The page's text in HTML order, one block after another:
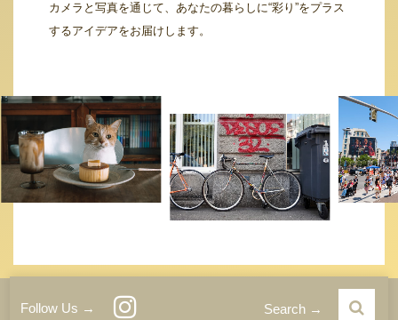
Follow Us → Search →
カメラと写真を通じて、あなたの暮らしに“彩り”をプラス
するアイデアをお届けします。
運営者情報 サイトご利用条件 プライバシーポリシー